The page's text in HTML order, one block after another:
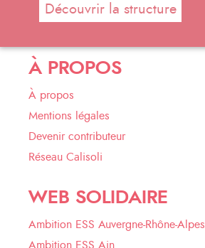
Découvrir la structure
À PROPOS
À propos
Mentions légales
Devenir contributeur
Réseau Calisoli
WEB SOLIDAIRE
Ambition ESS Auvergne-Rhône-Alpes
Ambition ESS Ain